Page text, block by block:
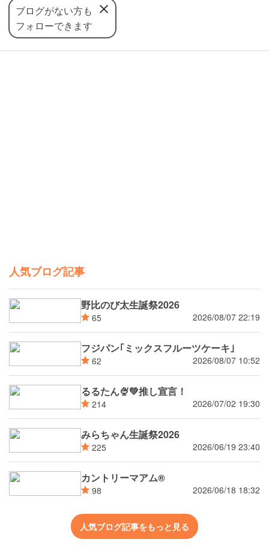
ブログがない方も
フォローできます
人気ブログ記事
野比のび太生誕祭2026
65 2026/08/07 22:19
フジパン｢ミックスフルーツケーキ｣
62 2026/08/07 10:52
るるたん🍨‪💚推し宣言！
214 2026/07/02 19:30
みらちゃん生誕祭2026
225 2026/06/19 23:40
カントリーマアム®
98 2026/06/18 18:32
人気ブログ記事をもっと見る